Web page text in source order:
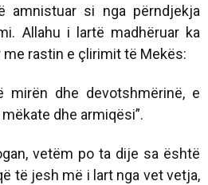
amnistuar si nga përndjekja
Allahu i lartë madhëruar ka
me rastin e çlirimit të Mekës:
mirën dhe devotshmërinë, e
dhe armiqësi”.
vetëm po ta dije sa është
të jesh më i lart nga vet vetja,